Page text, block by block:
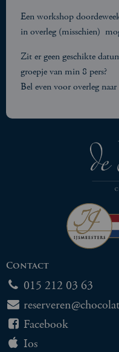
Een workshop
in overleg (misschien)
Zit er geen geschikte
groepje van min 8 pers?
Bel even voor overleg
Contact
015 212 03 63
Facebook
Ios